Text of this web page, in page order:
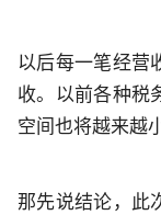
以后每一笔经营
收。以前各种税
空间也将越来越小
那先说结论，此